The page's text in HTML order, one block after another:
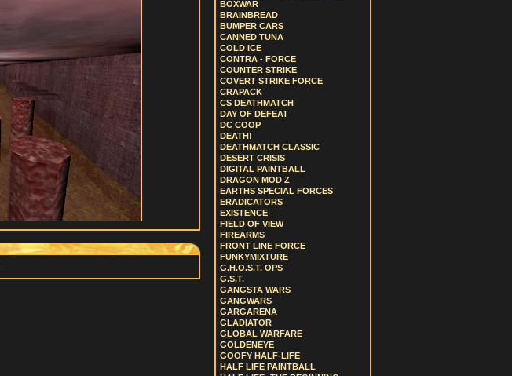
BOXWAR
BRAINBREAD
BUMPER CARS
CANNED TUNA
COLD ICE
CONTRA - FORCE
COUNTER STRIKE
COVERT STRIKE FORCE
CRAPACK
CS DEATHMATCH
DAY OF DEFEAT
DC COOP
DEATH!
DEATHMATCH CLASSIC
DESERT CRISIS
DIGITAL PAINTBALL
DRAGON MOD Z
EARTHS SPECIAL FORCES
ERADICATORS
EXISTENCE
FIELD OF VIEW
FIREARMS
FRONT LINE FORCE
FUNKYMIXTURE
G.H.O.S.T. OPS
G.S.T.
GANGSTA WARS
GANGWARS
GARGARENA
GLADIATOR
GLOBAL WARFARE
GOLDENEYE
GOOFY HALF-LIFE
HALF LIFE PAINTBALL